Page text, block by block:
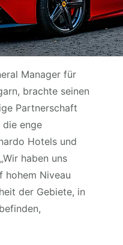
Manager für
brachte seinen
Partnerschaft
die enge
Hotels und
haben uns
hohem Niveau
der Gebiete, in